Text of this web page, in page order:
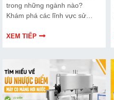
trong những ngành nào?
Khám phá các lĩnh vực sử
hiện nay và cách lựa chọn thiết
XEM TIẾP